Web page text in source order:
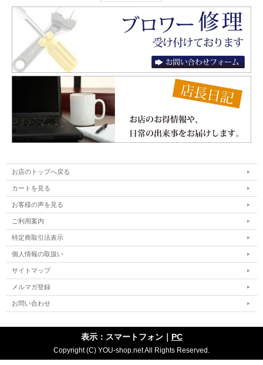
お店のトップへ戻る
カートを見る
お客様の声を見る
ご利用案内
特定商取引法表示
個人情報の取扱い
サイトマップ
メルマガ登録
お問い合わせ
表示：スマートフォン｜ PC
Copyright (C) YOU-shop.net All Rights Reserved.